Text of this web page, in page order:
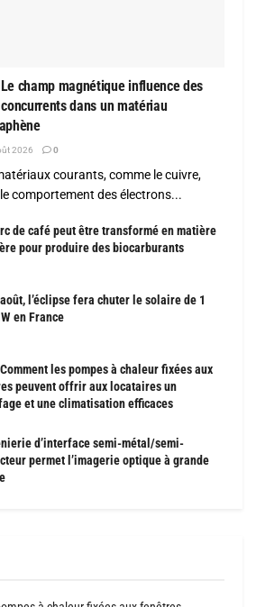
champ magnétique influence des
dans un matériau
2026 0
courants, comme le cuivre,
comportement des électrons...
de café peut être transformé en matière
pour produire des biocarburants
l’éclipse fera chuter le solaire de 1
en France
les pompes à chaleur fixées aux
peuvent offrir aux locataires un
et une climatisation efficaces
d’interface semi-métal/semi-
permet l’imagerie optique à grande